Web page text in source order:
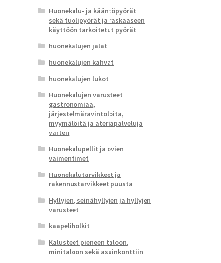
Huonekalu- ja kääntöpyörät
sekä tuolipyörät ja raskaaseen
käyttöön tarkoitetut pyörät
huonekalujen jalat
huonekalujen kahvat
huonekalujen lukot
Huonekalujen varusteet
gastronomiaa,
järjestelmäravintoloita,
myymälöitä ja ateriapalveluja
varten
Huonekalupellit ja ovien
vaimentimet
Huonekalutarvikkeet ja
rakennustarvikkeet puusta
Hyllyjen, seinähyllyjen ja hyllyjen
varusteet
kaapeliholkit
Kalusteet pieneen taloon,
minitaloon sekä asuinkonttiin